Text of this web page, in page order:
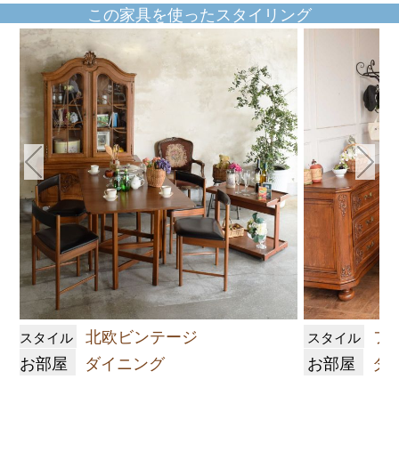
この家具を使ったスタイリング
スタイル
北欧ビンテージ
お部屋
ダイニング
スタイル
フ
お部屋
ダ